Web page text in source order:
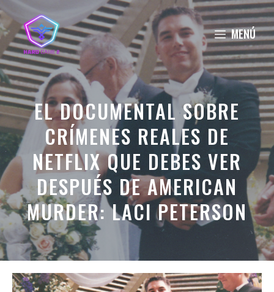
Saltar
al
contenido
MENÚ
EL DOCUMENTAL SOBRE
CRÍMENES REALES DE
NETFLIX QUE DEBES VER
DESPUÉS DE AMERICAN
MURDER: LACI PETERSON